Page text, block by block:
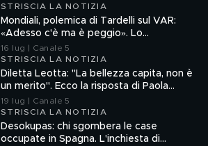
STRISCIA LA NOTIZIA
Mondiali, polemica di Tardelli sul VAR:
«Adesso c'è ma è peggio». Lo
scappellotto di Bellingham a Barco
16 lug | Canale 5
STRISCIA LA NOTIZIA
Diletta Leotta: "La bellezza capita, non è
un merito". Ecco la risposta di Paola
Ferrari
19 lug | Canale 5
STRISCIA LA NOTIZIA
Desokupas: chi sgombera le case
occupate in Spagna. L'inchiesta di